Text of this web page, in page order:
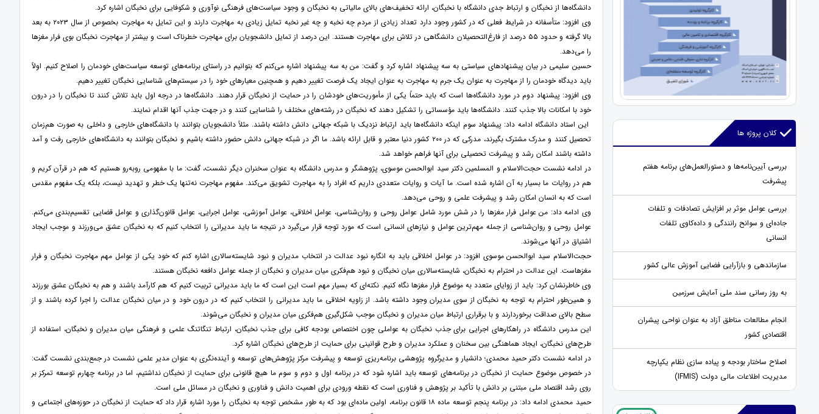
کلان پروژه ها
بررسی آیین‌نامه‌ها و دستورالعمل‌های برنامه هفتم
پیشرفت
بررسی عوامل موثر بر افزایش تصادفات و تلفات
جاده‌ای و سوانح رانندگی و داده‌کاوی تلفات
انسانی
سازماندهی و بازآرایی فضایی آموزش عالی کشور
به روز رسانی سند ملی آمایش سرزمین
انجام مطالعات مناطق آزاد به عنوان نواحی پیشران
اقتصادی کشور
اصلاح ساختار بودجه و پیاده سازی نظام یکپارچه
مدیریت اطلاعات مالی دولت (IFMIS)
دانشگاه‌ها از نخبگان و ارتباط جدی دانشگاه با نخبگان، ارائه تخفیف‌های بالای مالیاتی به نخبگان و وجود سیاست‌های فرهنگی نوآوری و شکوفایی برای نخبگان اشاره کرد.
وی افزود: متأسفانه در شرایط فعلی که در کشور وجود دارد تعداد زیادی از مردم چه نخبه و چه غیر نخبه تمایل زیادی به مهاجرت دارند و این تمایل به مهاجرت بخصوص از سال ۲۰۲۳ به بعد
بالا گرفته و حدود ۵۵ درصد از فارغ‌التحصیلان دانشگاهی در تلاش برای مهاجرت هستند. این درصد از تمایل دانشجویان برای مهاجرت خطرناک است و بیشتر از مهاجرت نخبگان بوی فرار مغزها
را می‌دهد.
حسین سلیمی در بیان پیشنهادهای سیاستی به سه پیشنهاد اشاره کرد و گفت: من به سه پیشنهاد اشاره می‌کنم که بتوانیم در راستای برنامه‌های توسعه سیاست‌های خودمان را اصلاح کنیم. اولاً
باید دیدگاه خودمان را از مهاجرت به عنوان یک جرم به مهاجرت به عنوان ایجاد یک فرصت تغییر دهیم و همچنین معیارهای خود را در سیستم‌های شناسایی نخبگان تغییر دهیم.
وی افزود: پیشنهاد دوم در مورد دانشگاه‌ها است که باید حتماً یکی از مأموریت‌های خودشان را در حمایت از نخبگان قرار دهند. دانشگاه‌ها در درجه اول باید تلاش کنند تا نخبگان را در درون
خود با امکانات بالا جذب کنند. دانشگاه‌ها باید مؤسساتی را تشکیل دهند که نخبگان در رشته‌های مختلف را شناسایی کنند و در جهت جذب آنها اقدام نمایند.
این استاد دانشگاه ادامه داد: پیشنهاد سوم اینکه دانشگاه‌ها باید ارتباط نزدیک با شبکه جهانی دانش داشته باشند. مثلاً دانشجویان بتوانند با دانشگاه‌های خارجی و داخلی به صورت هم‌زمان
تحصیل کنند و مدرک مشترک بگیرند، مدرکی که در ۲۰۰ کشور دنیا معتبر و قابل ارائه باشد. ما اگر در شبکه جهانی دانش حضور داشته باشیم و نخبگان بتوانند به دانشگاه‌های خارجی رفت و آمد
داشته باشند امکان رشد و پیشرفت تحصیلی برای آنها فراهم خواهد شد.
در ادامه نشست حجت‌الاسلام و المسلمین دکتر سید ابوالحسن موسوی، پژوهشگر و مدرس دانشگاه به عنوان سخنران دیگر نشست، گفت: ما با مفهومی روبه‌رو هستیم که هم در قرآن کریم و
هم در روایات ما بسیار به آن اشاره شده است. ما آیات و روایات متعددی داریم که افراد را به مهاجرت تشویق می‌کند. مفهوم مهاجرت نه‌تنها یک خطر و تهدید نیست، بلکه یک مفهوم مقدس
است که به انسان امکان رشد و پیشرفت علمی و روحی می‌دهد.
وی ادامه داد: من عوامل فرار مغزها را در شش مورد شامل عوامل روحی و روان‌شناسی، عوامل اخلاقی، عوامل آموزشی، عوامل اجرایی، عوامل قانون‌گذاری و عوامل قضایی تقسیم‌بندی می‌کنم.
عوامل روحی و روان‌شناسی از جمله مهم‌ترین عوامل و نیازهای انسانی است که مورد توجه قرار می‌گیرد در نتیجه ما باید مدیرانی را انتخاب کنیم که به نخبگان عشق می‌ورزند و موجب ایجاد
اشتیاق در آنها می‌شوند.
حجت‌الاسلام سید ابوالحسن موسوی افزود: در عوامل اخلاقی باید به انگاره نبود عدالت در انتخاب مدیران و نبود شایسته‌سالاری اشاره کنم که خود یکی از عوامل مهم مهاجرت نخبگان و فرار
مغزهاست. این عدالت در احترام به نخبگان، شایسته‌سالاری میان نخبگان و نبود هم‌فکری میان مدیران و نخبگان از جمله عوامل دافعه نخبگان هستند.
وی خاطرنشان کرد: باید از زوایای متعدد به موضوع فرار مغزها نگاه کنیم. نکته‌ای که بسیار مهم است این است که ما باید مدیرانی تربیت کنیم که هم کارآمد باشند و هم به نخبگان عشق بورزند
و همین‌طور احترام به توجه به نخبگان از سوی مدیران وجود داشته باشد. از زاویه اخلاقی ما باید مدیرانی را انتخاب کنیم که در درون خود و در میان نخبگان عدالت را اجرا کرده باشند و از
سطح بالای صداقت برخوردارند و با برقراری ارتباط میان مدیران و نخبگان موجب شکل‌گیری هم‌فکری میان مدیران و نخبگان می‌شوند.
این مدرس دانشگاه در راهکارهای اجرایی برای جذب نخبگان به عواملی چون اختصاص بودجه کافی برای جذب نخبگان، ارتباط تنگاتنگ علمی و فرهنگی میان مدیران و نخبگان، استفاده از
طرح‌های نخبگان، ایجاد هماهنگی بین سخنان و عملکرد مدیران و طرح قوانینی برای حمایت از طرح‌های نخبگان اشاره کرد.
در ادامه نشست دکتر حمید محمدی؛ دانشیار و مدیرگروه پژوهشی برنامه‌ریزی توسعه و پیشرفت مرکز پژوهش‌های توسعه و آینده‌نگری به عنوان مدیر علمی نشست در جمع‌بندی نشست گفت:
در خصوص موضوع حمایت از نخبگان در برنامه‌های توسعه باید اشاره شود که در برنامه اول و دوم و سوم ما هیچ قانونی برای حمایت از نخبگان نداشتیم، اما در برنامه چهارم توسعه تمرکز بر
روی رشد اقتصاد ملی مبتنی بر دانش با تأکید بر پژوهش و فناوری است که نقطه ورودی برای اهمیت دانش و فناوری و نخبگان در مسائل ملی است.
حمید محمدی ادامه داد: در برنامه پنجم توسعه ماده ۱۸ قانون برنامه، اولین ماده‌ای بود که به طور مشخص توجه به نخبگان را مورد اشاره قرار داد که حمایت از نخبگان در حوزه‌های اجتماعی و